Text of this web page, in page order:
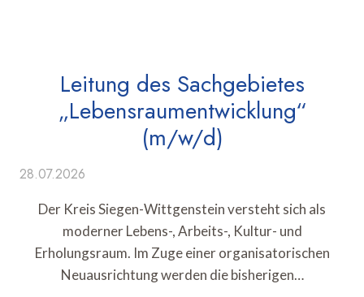
Leitung des Sachgebietes
„Lebensraumentwicklung“
(m/w/d)
28.07.2026
Der Kreis Siegen-Wittgenstein versteht sich als
moderner Lebens-, Arbeits-, Kultur- und
Erholungsraum. Im Zuge einer organisatorischen
Neuausrichtung werden die bisherigen…